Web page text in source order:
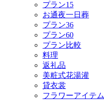
プラン15
お通夜一日葬
プラン36
プラン60
プラン比較
料理
返礼品
美粧式花湯灌
貸衣裳
フラワーアイテム